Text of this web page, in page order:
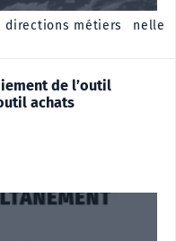
efficacité opérationnelle
directions métiers
de l’outil
achats